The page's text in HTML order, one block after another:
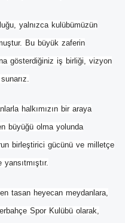
yalnızca kulübümüzün
Bu büyük zaferin
gösterdiğiniz iş birliği, vizyon
halkımızın bir araya
büyüğü olma yolunda
birleştirici gücünü ve milletçe
tasan heyecan meydanlara,
Spor Kulübü olarak,